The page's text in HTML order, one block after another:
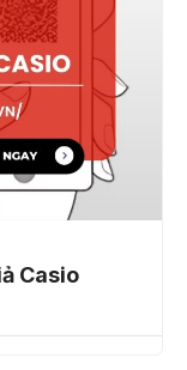
Casio